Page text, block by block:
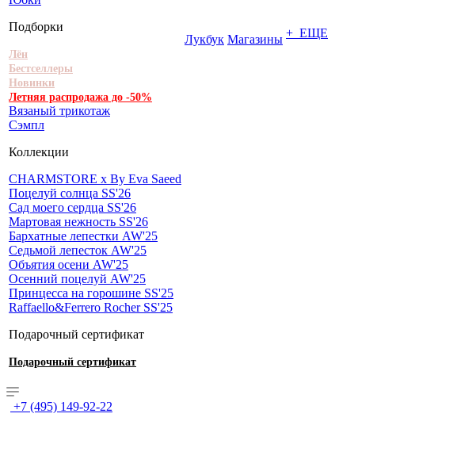
Подборки
Лён
Бестселлеры
Новинки
Летняя распродажа до -50%
Вязаный трикотаж
Сэмпл
Коллекции
CHARMSTORE х By Eva Saeed
Поцелуй солнца SS'26
Сад моего сердца SS'26
Мартовая нежность SS'26
Бархатные лепестки AW'25
Седьмой лепесток AW'25
Объятия осени AW'25
Осенний поцелуй AW'25
Принцесса на горошине SS'25
Raffaello&Ferrero Rocher SS'25
Подарочный сертификат
Подарочный сертификат
Лукбук Магазины + ЕЩЕ
+7 (495) 149-92-22